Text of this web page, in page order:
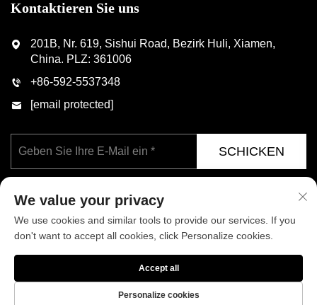
Kontaktieren Sie uns
201B, Nr. 619, Sishui Road, Bezirk Huli, Xiamen,
China. PLZ: 361006
+86-592-5537348
[email protected]
SCHICKEN
Copyright © Xiamen Phoenix Industrial Co., Ltd. Alle Rechte
Nachrichten Kontaktieren Sie uns
We value your privacy
We use cookies and similar tools to provide our services. If you
don't want to accept all cookies, click Personalize cookies.
Personalize cookies
Accept all